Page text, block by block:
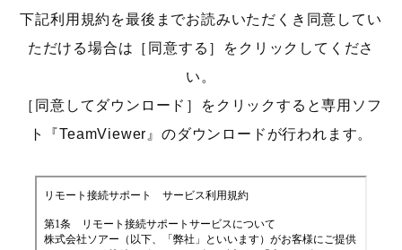
下記利用規約を最後までお読みいただくき同意してい
ただける場合は［同意する］をクリックしてくださ
い。
［同意してダウンロード］をクリックすると専用ソフ
ト『TeamViewer』のダウンロードが行われます。